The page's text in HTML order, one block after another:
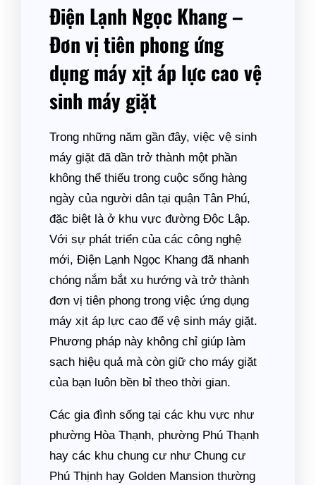
Điện Lạnh Ngọc Khang –
Đơn vị tiên phong ứng
dụng máy xịt áp lực cao vệ
sinh máy giặt
Trong những năm gần đây, việc vệ sinh
máy giặt đã dần trở thành một phần
không thể thiếu trong cuộc sống hàng
ngày của người dân tại quận Tân Phú,
đặc biệt là ở khu vực đường Độc Lập.
Với sự phát triển của các công nghệ
mới, Điện Lạnh Ngọc Khang đã nhanh
chóng nắm bắt xu hướng và trở thành
đơn vị tiên phong trong việc ứng dụng
máy xịt áp lực cao để vệ sinh máy giặt.
Phương pháp này không chỉ giúp làm
sạch hiệu quả mà còn giữ cho máy giặt
của bạn luôn bền bỉ theo thời gian.
Các gia đình sống tại các khu vực như
phường Hòa Thạnh, phường Phú Thạnh
hay các khu chung cư như Chung cư
Phú Thịnh hay Golden Mansion thường